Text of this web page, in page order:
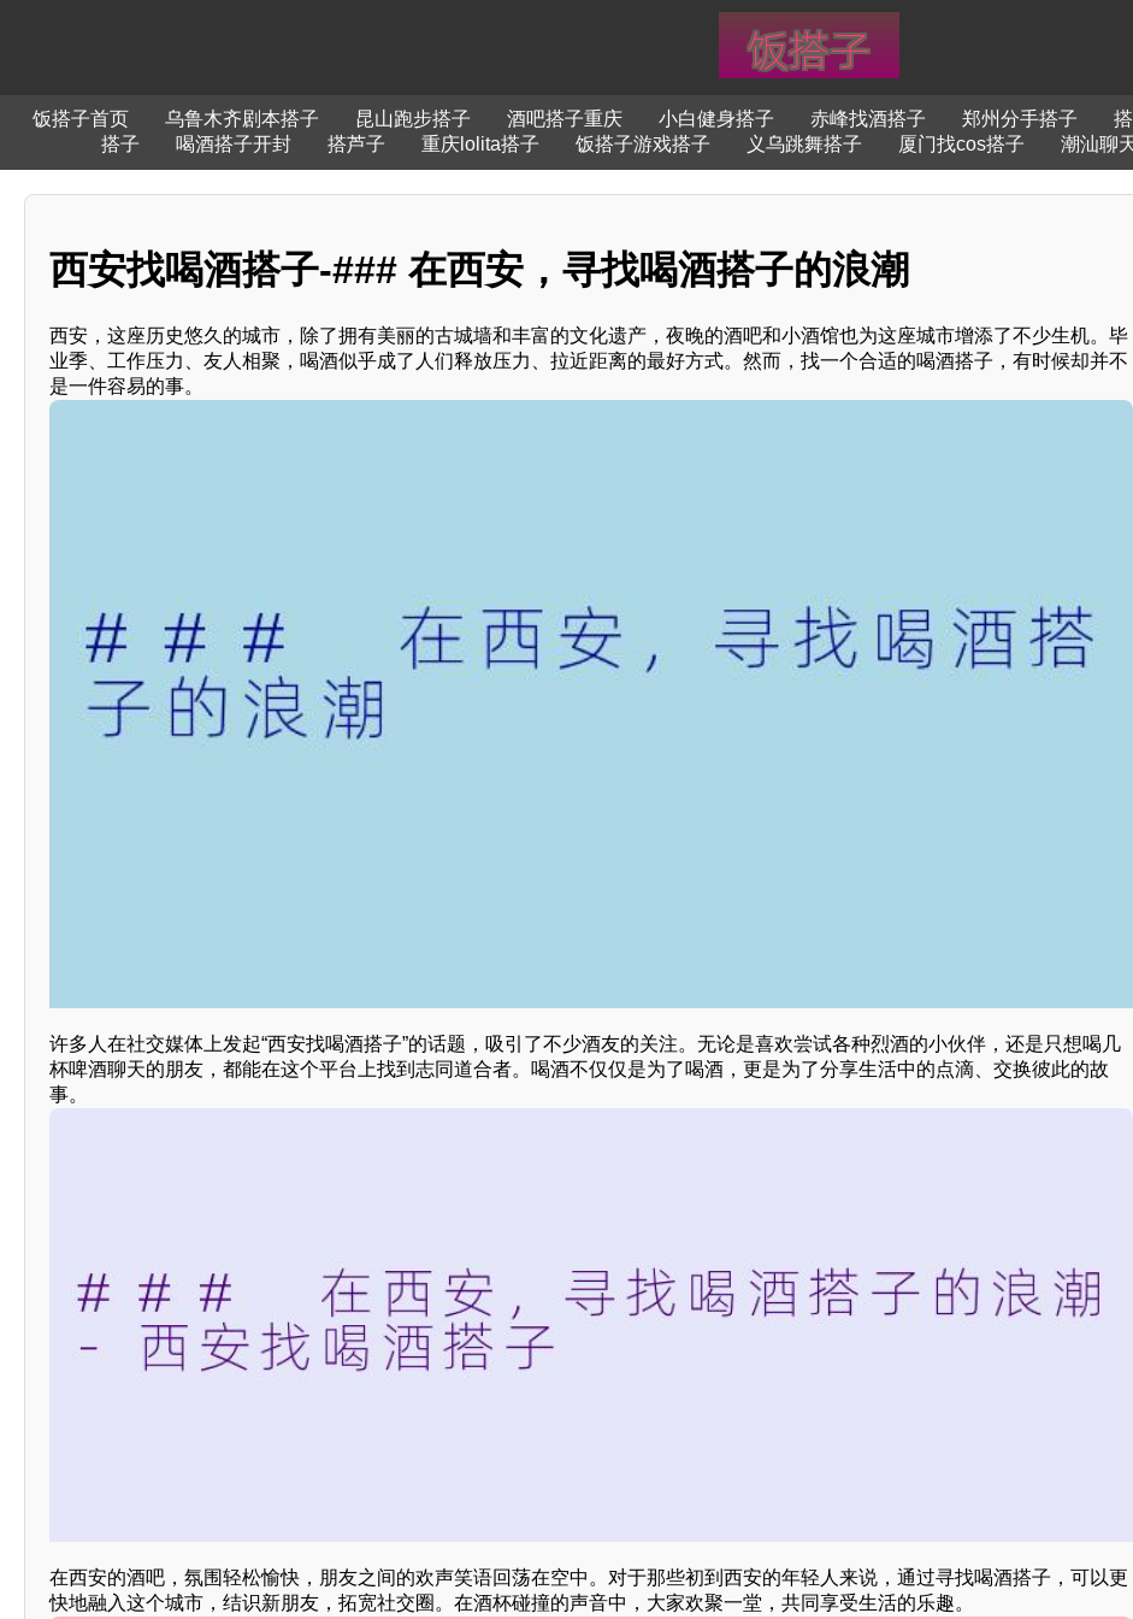
饭搭子首页 乌鲁木齐剧本搭子 昆山跑步搭子 酒吧搭子重庆 小白健身搭子 赤峰找酒搭子 郑州分手搭子
搭子
喝酒搭子开封 搭芦子 重庆lolita搭子 饭搭子游戏搭子 义乌跳舞搭子 厦门找cos搭子 潮汕聊
西安找喝酒搭子-### 在西安，寻找喝酒搭子的浪潮
西安，这座历史悠久的城市，除了拥有美丽的古城墙和丰富的文化遗产，夜晚的酒吧和小酒馆也为这座城市增添了不少生机。毕
业季、工作压力、友人相聚，喝酒似乎成了人们释放压力、拉近距离的最好方式。然而，找一个合适的喝酒搭子，有时候却并不
是一件容易的事。
许多人在社交媒体上发起“西安找喝酒搭子”的话题，吸引了不少酒友的关注。无论是喜欢尝试各种烈酒的小伙伴，还是只想喝几
杯啤酒聊天的朋友，都能在这个平台上找到志同道合者。喝酒不仅仅是为了喝酒，更是为了分享生活中的点滴、交换彼此的故
事。
在西安的酒吧，氛围轻松愉快，朋友之间的欢声笑语回荡在空中。对于那些初到西安的年轻人来说，通过寻找喝酒搭子，可以更
快地融入这个城市，结识新朋友，拓宽社交圈。在酒杯碰撞的声音中，大家欢聚一堂，共同享受生活的乐趣。